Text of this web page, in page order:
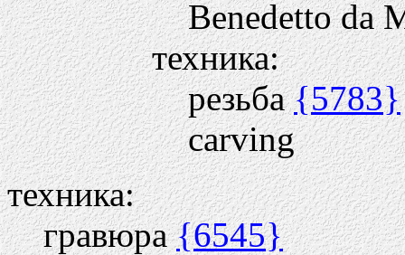
Benedetto da
техника:
резьба{5783}
carving
техника:
гравюра{6545}